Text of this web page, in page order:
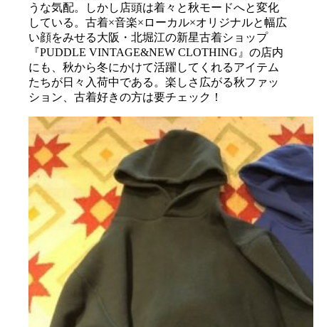
うな気配。しかし店頭は着々と秋モードへと変化
している。古着×音楽×ローカル×オリジナルと幅広
い顔をみせる大阪・北堀江の新星古着ショップ
『PUDDLE VINTAGE&NEW CLOTHING』の店内
にも、秋から冬にかけて活躍してくれるアイテム
たちが日々入荷中である。楽しさ広がる秋ファッ
ション、古着好きの方は要チェック！